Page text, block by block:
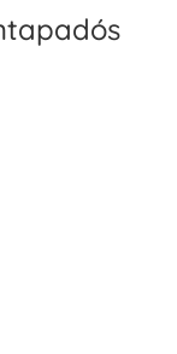
VersaCraft
-